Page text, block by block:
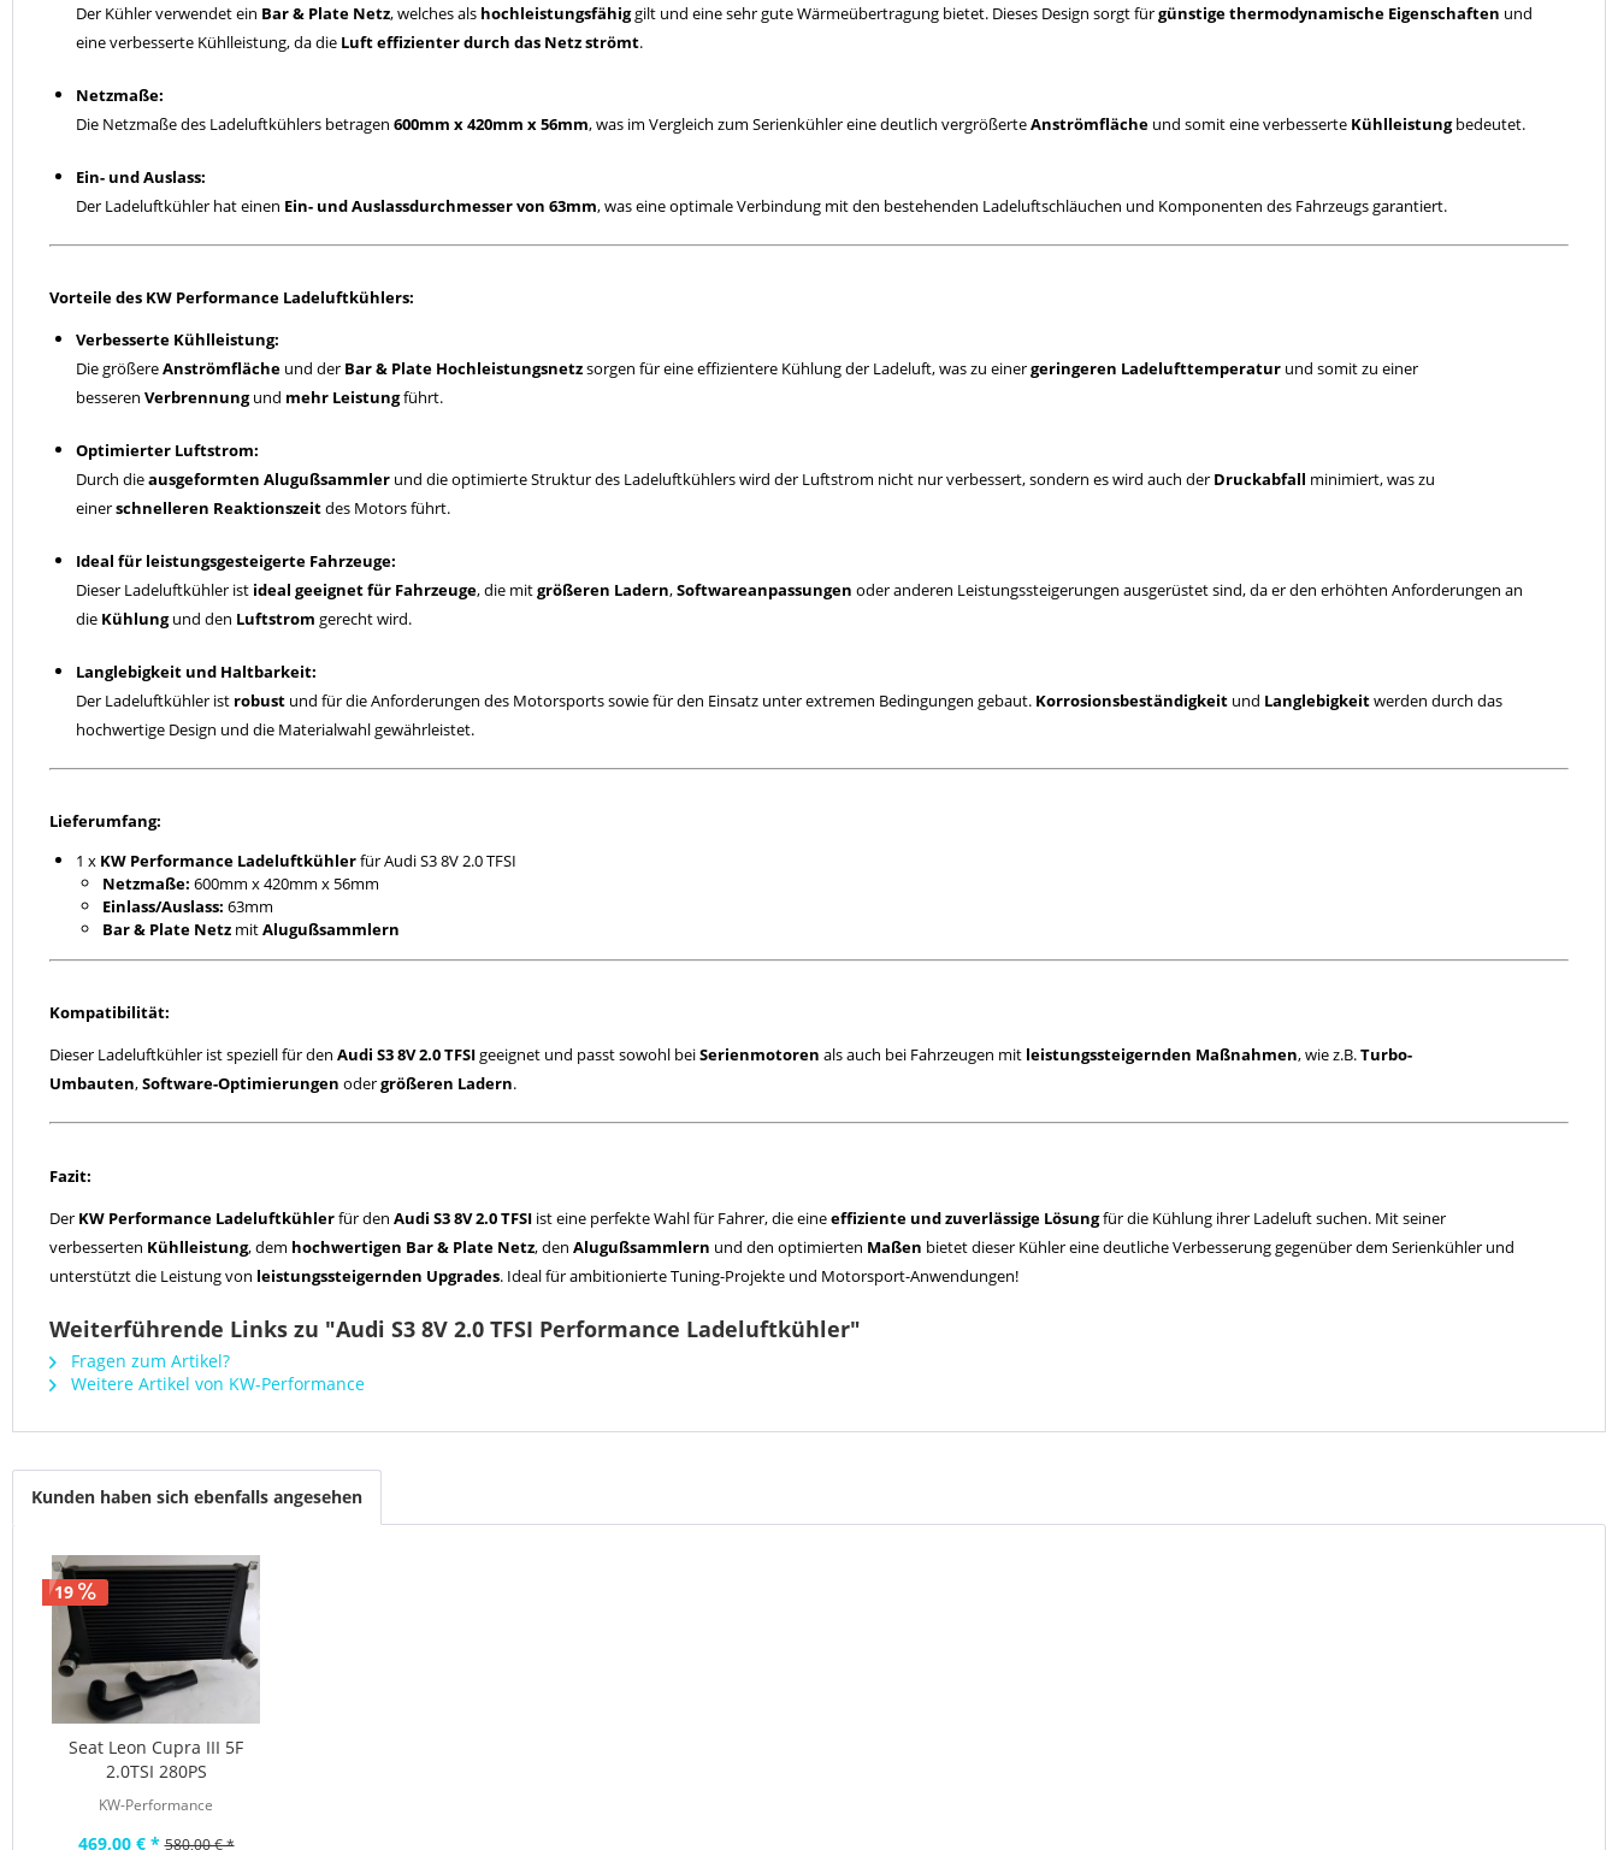
Der Kühler verwendet ein Bar & Plate Netz, welches als hochleistungsfähiggilt und eine sehr gute Wärmeübertragung bietet. Dieses Design sorgt fürgünstige thermodynamische Eigenschaften und
eine verbesserte Kühlleistung, da die Luft effizienter durch das Netz strömt.
Netzmaße:
Die Netzmaße des Ladeluftkühlers betragen 600mm x 420mm x 56mm, was im Vergleich zum Serienkühler eine deutlich vergrößerteAnströmfläche und somit eine verbesserte Kühlleistungbedeutet.
Ein- und Auslass:
Der Ladeluftkühler hat einen Ein- und Auslassdurchmesser von 63mm, was eine optimale Verbindung mit den bestehenden Ladeluftschläuchen und Komponenten des Fahrzeugs garantiert.
Vorteile des KW Performance Ladeluftkühlers:
Verbesserte Kühlleistung:
Die größereAnströmfläche und der Bar & Plate Hochleistungsnetzsorgen für eine effizientere Kühlung der Ladeluft, was zu einergeringeren Ladelufttemperatur und somit zu einer
besseren Verbrennungund mehr Leistungführt.
Optimierter Luftstrom:
Durch dieausgeformten Alugußsammler und die optimierte Struktur des Ladeluftkühlers wird der Luftstrom nicht nur verbessert, sondern es wird auch der Druckabfall minimiert, was zu
einerschnelleren Reaktionszeitdes Motors führt.
Ideal für leistungsgesteigerte Fahrzeuge:
Dieser Ladeluftkühler ist ideal geeignet für Fahrzeuge, die mitgrößeren Ladern,Softwareanpassungen oder anderen Leistungssteigerungen ausgerüstet sind, da er den erhöhten Anforderungen an
die Kühlungund den Luftstrom gerecht wird.
Langlebigkeit und Haltbarkeit:
Der Ladeluftkühler ist robust und für die Anforderungen des Motorsports sowie für den Einsatz unter extremen Bedingungen gebaut. Korrosionsbeständigkeit und Langlebigkeitwerden durch das
hochwertige Design und die Materialwahl gewährleistet.
Lieferumfang:
1 x KW Performance Ladeluftkühlerfür Audi S3 8V 2.0 TFSI
Netzmaße: 600mm x 420mm x 56mm
Einlass/Auslass: 63mm
Bar & Plate Netz mitAlugußsammlern
Kompatibilität:
Dieser Ladeluftkühler ist speziell für den Audi S3 8V 2.0 TFSIgeeignet und passt sowohl beiSerienmotoren als auch bei Fahrzeugen mit leistungssteigernden Maßnahmen, wie z.B.Turbo-
Umbauten,Software-Optimierungen odergrößeren Ladern.
Fazit:
Der KW Performance Ladeluftkühlerfür den Audi S3 8V 2.0 TFSI ist eine perfekte Wahl für Fahrer, die eineeffiziente und zuverlässige Lösungfür die Kühlung ihrer Ladeluft suchen. Mit seiner
verbesserten Kühlleistung, dem hochwertigen Bar & Plate Netz, den Alugußsammlern und den optimierten Maßen bietet dieser Kühler eine deutliche Verbesserung gegenüber dem Serienkühler und
unterstützt die Leistung von leistungssteigernden Upgrades. Ideal für ambitionierte Tuning-Projekte und Motorsport-Anwendungen!
Weiterführende Links zu "Audi S3 8V 2.0 TFSI Performance Ladeluftkühler"
Fragen zum Artikel?
Weitere Artikel von KW-Performance
Kunden haben sich ebenfalls angesehen
19
Seat Leon Cupra III 5F
2.0TSI 280PS
Performance...
KW-Performance
469,00 € * 580,00 € *